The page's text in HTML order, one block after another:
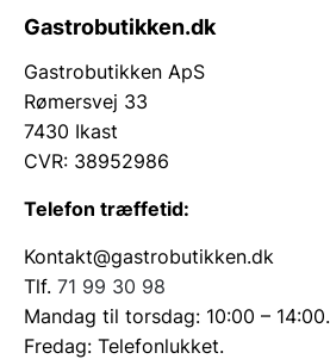
Gastrobutikken.dk
Gastrobutikken ApS
Rømersvej 33
7430 Ikast
CVR: 38952986
Telefon træffetid:
Kontakt@gastrobutikken.dk
Tlf. 71 99 30 98
Mandag til torsdag: 10:00 – 14:00.
Fredag: Telefonlukket.